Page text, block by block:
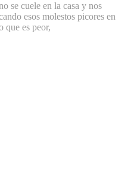
se cuele en la casa y nos
esos molestos picores en
que es peor,